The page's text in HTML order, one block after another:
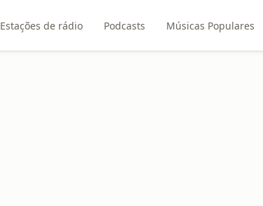
Estações de rádio Podcasts Músicas Populares